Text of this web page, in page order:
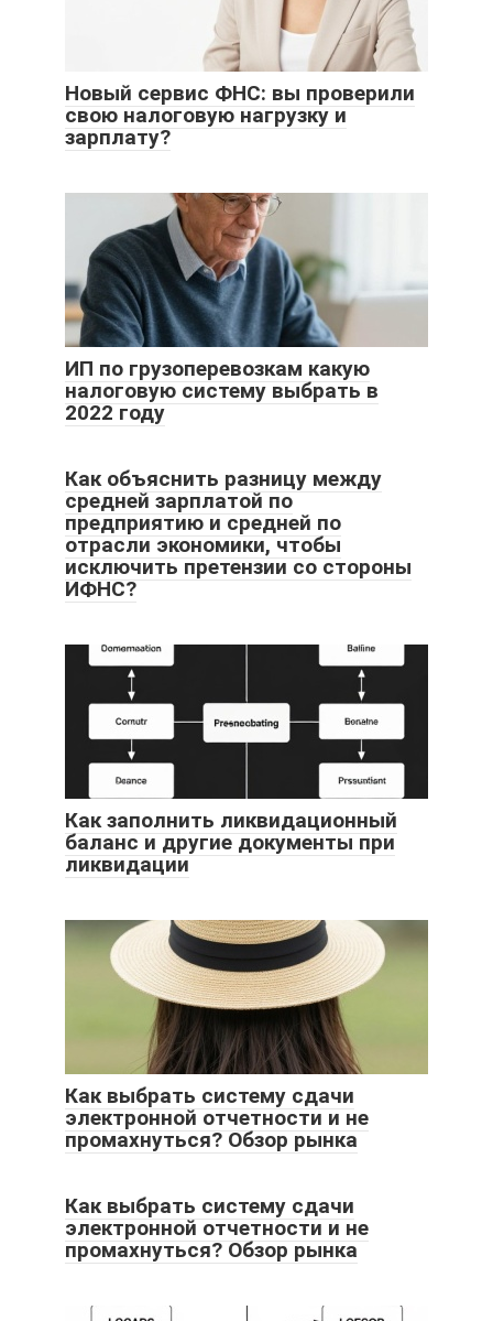
Новый сервис ФНС: вы проверили
свою налоговую нагрузку и
зарплату?
ИП по грузоперевозкам какую
налоговую систему выбрать в
2022 году
Как объяснить разницу между
средней зарплатой по
предприятию и средней по
отрасли экономики, чтобы
исключить претензии со стороны
ИФНС?
Как заполнить ликвидационный
баланс и другие документы при
ликвидации
Как выбрать систему сдачи
электронной отчетности и не
промахнуться? Обзор рынка
Как выбрать систему сдачи
электронной отчетности и не
промахнуться? Обзор рынка